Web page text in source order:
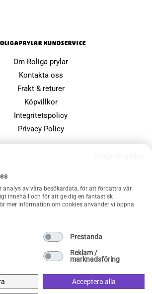
KUNDSERVICE
Om Roliga prylar
Kontakta oss
Frakt & returer
Köpvillkor
Integritetspolicy
Privacy Policy
Julklappsspelet
Merchandise
analys av våra besökardata, för att förbättra vår
innehåll och för att ge dig en fantastisk
mer information om cookies använder vi öppna
Prestanda
Reklam /
marknadsföring
Acceptera alla